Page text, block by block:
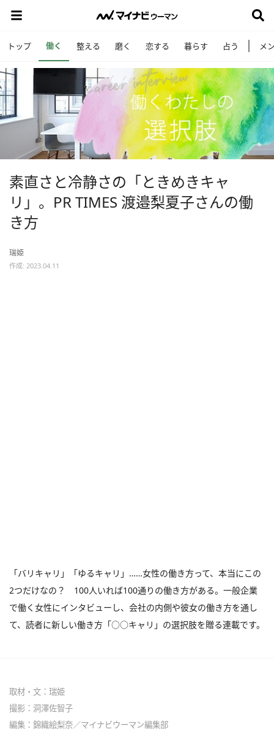
トップ 働く 整える 磨く 恋する 暮らす 占う メ
素直さと冷静さの「ときめきキャ
リ」。PR TIMES 渡邉梨夏子さんの働
き方
瑞姫
作成: 2023.04.11
「バリキャリ」「ゆるキャリ」……女性の働き方って、本当にこの
2つだけなの？ 100人いれば100通りの働き方がある。一般企業
で働く女性にインタビューし、会社の内側や彼女の働き方を通し
て、読者に新しい働き方「○○キャリ」の選択肢を贈る連載です。
取材・文：瑞姫
撮影：洞澤佐智子
編集：錦織絵梨奈／マイナビウーマン編集部